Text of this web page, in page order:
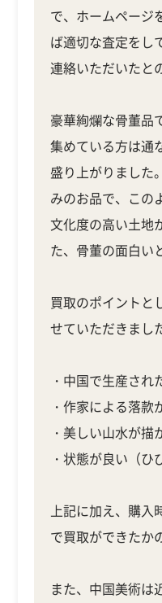
で、ホームページ
ば適切な査定をし
連絡いただいたと
豪華絢爛な骨董品
集めている方は通
盛り上がりました
みのお品で、この
文化度の高い土地
た、骨董の面白い
買取のポイントと
せていただきまし
・中国で生産され
・作家による落款
・美しい山水が描
・状態が良い（ひ
上記に加え、購入
で買取ができたか
また、中国美術は